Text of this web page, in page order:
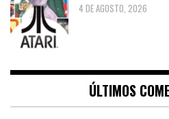
4 DE AGOSTO, 2026
ÚLTIMOS